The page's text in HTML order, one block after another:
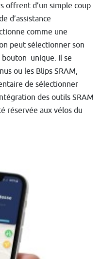
offrent d’un simple coup
d’assistance
comme une
peut sélectionner son
bouton unique. Il se
ou les Blips SRAM,
de sélectionner
des outils SRAM
réservée aux vélos du